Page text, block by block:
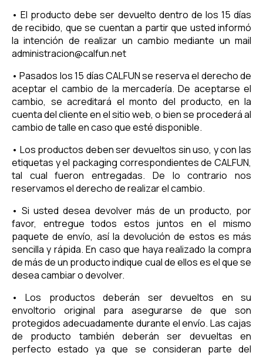
• El producto debe ser devuelto dentro de los 15 días
de recibido, que se cuentan a partir que usted informó
la intención de realizar un cambio mediante un mail
administracion@calfun.net
• Pasados los 15 días CALFUN se reserva el derecho de
aceptar el cambio de la mercadería. De aceptarse el
cambio, se acreditará el monto del producto, en la
cuenta del cliente en el sitio web, o bien se procederá al
cambio de talle en caso que esté disponible.
• Los productos deben ser devueltos sin uso, y con las
etiquetas y el packaging correspondientes de CALFUN,
tal cual fueron entregadas. De lo contrario nos
reservamos el derecho de realizar el cambio.
• Si usted desea devolver más de un producto, por
favor, entregue todos estos juntos en el mismo
paquete de envío, así la devolución de estos es más
sencilla y rápida. En caso que haya realizado la compra
de más de un producto indique cual de ellos es el que se
desea cambiar o devolver.
• Los productos deberán ser devueltos en su
envoltorio original para asegurarse de que son
protegidos adecuadamente durante el envío. Las cajas
de producto también deberán ser devueltas en
perfecto estado ya que se consideran parte del